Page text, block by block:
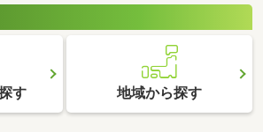
ある新築一戸建てを紹介します。
す 地域から探す